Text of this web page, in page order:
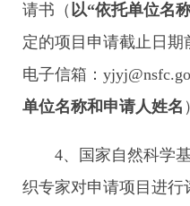
请书（ 以“依托单位名
定的项目申请截止日期
电子信箱：
单位名称和申请人姓名
4、国家自然科学基
织专家对申请项目进